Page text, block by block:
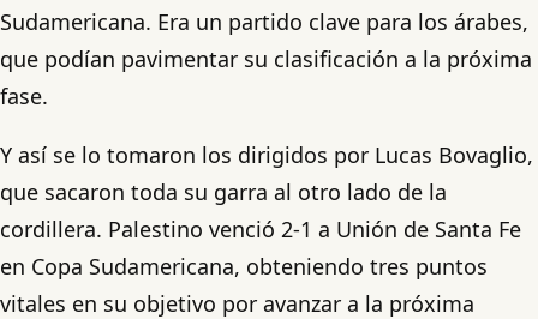
Sudamericana. Era un partido clave para los árabes,
que podían pavimentar su clasificación a la próxima
fase.
Y así se lo tomaron los dirigidos por Lucas Bovaglio,
que sacaron toda su garra al otro lado de la
cordillera. Palestino venció 2-1 a Unión de Santa Fe
en Copa Sudamericana, obteniendo tres puntos
vitales en su objetivo por avanzar a la próxima